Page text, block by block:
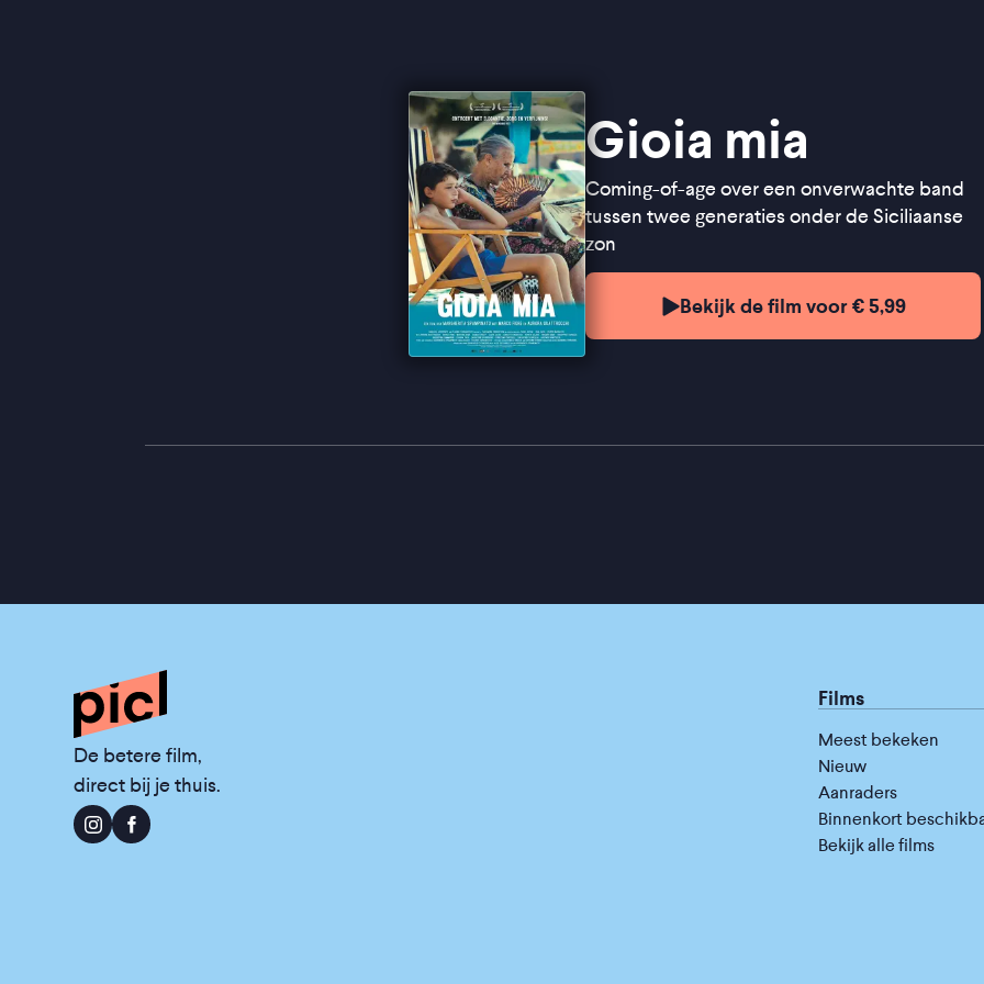
Gioia mia
Coming-of-age over een onverwachte band
tussen twee generaties onder de Siciliaanse
zon
Bekijk de film voor € 5,99
De betere film,
direct bij je thuis.
Films
Meest bekeken
Nieuw
Aanraders
Binnenkort
Bekijk alle films